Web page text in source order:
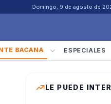
Domingo, 9 de agosto de
BACANA ESPECIALES
LE PUEDE